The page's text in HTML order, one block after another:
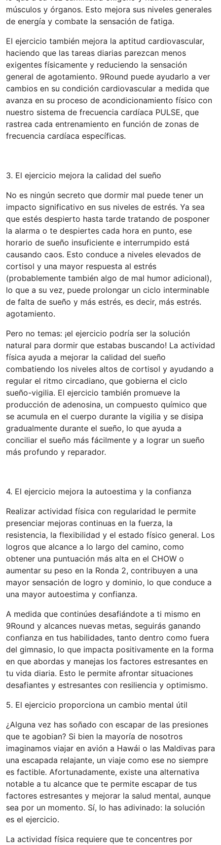
músculos y órganos. Esto mejora sus niveles generales
de energía y combate la sensación de fatiga.
El ejercicio también mejora la aptitud cardiovascular,
haciendo que las tareas diarias parezcan menos
exigentes físicamente y reduciendo la sensación
general de agotamiento. 9Round puede ayudarlo a ver
cambios en su condición cardiovascular a medida que
avanza en su proceso de acondicionamiento físico con
nuestro sistema de frecuencia cardíaca PULSE, que
rastrea cada entrenamiento en función de zonas de
frecuencia cardíaca específicas.
3. El ejercicio mejora la calidad del sueño
No es ningún secreto que dormir mal puede tener un
impacto significativo en sus niveles de estrés. Ya sea
que estés despierto hasta tarde tratando de posponer
la alarma o te despiertes cada hora en punto, ese
horario de sueño insuficiente e interrumpido está
causando caos. Esto conduce a niveles elevados de
cortisol y una mayor respuesta al estrés
(probablemente también algo de mal humor adicional),
lo que a su vez, puede prolongar un ciclo interminable
de falta de sueño y más estrés, es decir, más estrés.
agotamiento.
Pero no temas: ¡el ejercicio podría ser la solución
natural para dormir que estabas buscando! La actividad
física ayuda a mejorar la calidad del sueño
combatiendo los niveles altos de cortisol y ayudando a
regular el ritmo circadiano, que gobierna el ciclo
sueño-vigilia. El ejercicio también promueve la
producción de adenosina, un compuesto químico que
se acumula en el cuerpo durante la vigilia y se disipa
gradualmente durante el sueño, lo que ayuda a
conciliar el sueño más fácilmente y a lograr un sueño
más profundo y reparador.
4. El ejercicio mejora la autoestima y la confianza
Realizar actividad física con regularidad le permite
presenciar mejoras continuas en la fuerza, la
resistencia, la flexibilidad y el estado físico general. Los
logros que alcance a lo largo del camino, como
obtener una puntuación más alta en el CHOW o
aumentar su peso en la Ronda 2, contribuyen a una
mayor sensación de logro y dominio, lo que conduce a
una mayor autoestima y confianza.
A medida que continúes desafiándote a ti mismo en
9Round y alcances nuevas metas, seguirás ganando
confianza en tus habilidades, tanto dentro como fuera
del gimnasio, lo que impacta positivamente en la forma
en que abordas y manejas los factores estresantes en
tu vida diaria. Esto le permite afrontar situaciones
desafiantes y estresantes con resiliencia y optimismo.
5. El ejercicio proporciona un cambio mental útil
¿Alguna vez has soñado con escapar de las presiones
que te agobian? Si bien la mayoría de nosotros
imaginamos viajar en avión a Hawái o las Maldivas para
una escapada relajante, un viaje como ese no siempre
es factible. Afortunadamente, existe una alternativa
notable a tu alcance que te permite escapar de tus
factores estresantes y mejorar la salud mental, aunque
sea por un momento. Sí, lo has adivinado: la solución
es el ejercicio.
La actividad física requiere que te concentres por